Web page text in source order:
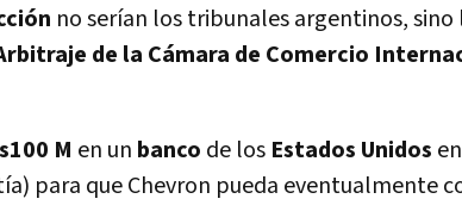
no serían los tribunales argentinos, sino
de la Cámara de Comercio
M en un banco de los Estados Unidos
para que Chevron pueda eventualmente